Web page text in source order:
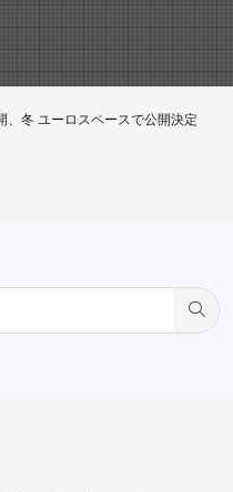
、冬 ユーロスペースで公開決定